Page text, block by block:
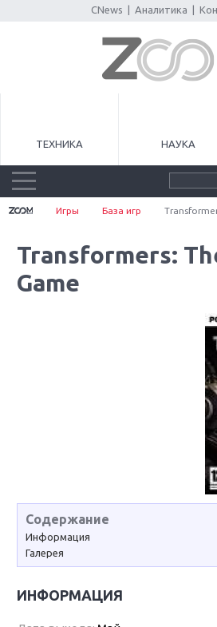
CNews Аналитика
ТЕХНИКА НАУКА
Игры База игр
Transformers:
Game
Содержание
Информация
Галерея
ИНФОРМАЦИЯ